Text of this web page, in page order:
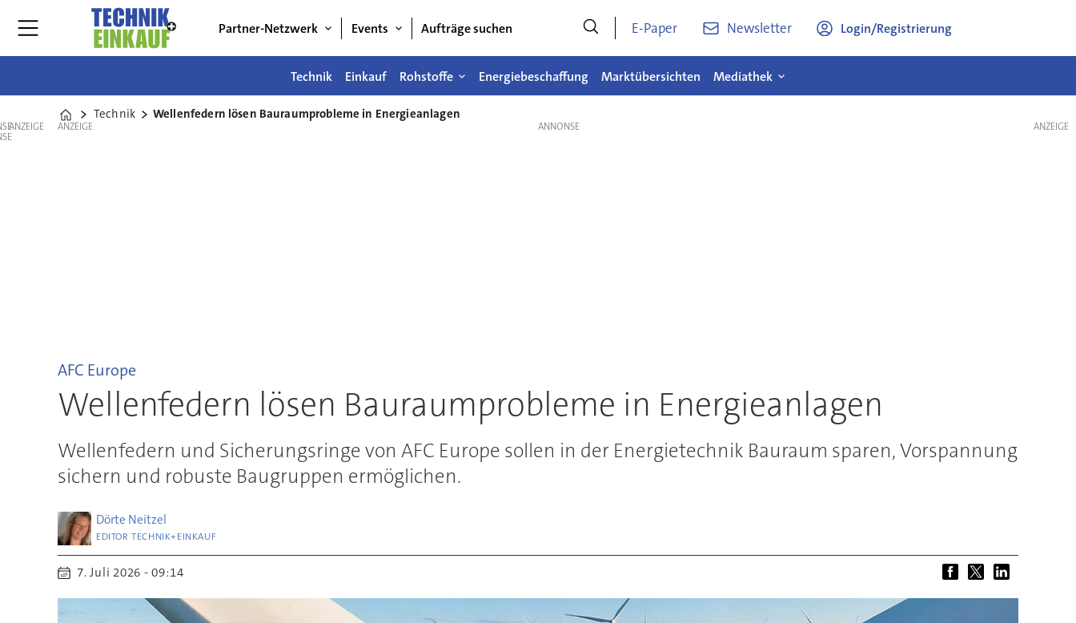
Partner-Netzwerk Events Aufträge suchen E-Paper Newsletter Login/Registrierung
Technik Einkauf Rohstoffe Energiebeschaffung Marktübersichten Mediathek
Home
Technik Wellenfedern lösen Bauraumprobleme in Energieanlagen
ANZEIGE ANZEIGE
AFC Europe
Wellenfedern lösen Bauraumprobleme in Energieanlagen
Wellenfedern und Sicherungsringe von AFC Europe sollen in der Energietechnik Bauraum sparen, Vorspannung
sichern und robuste Baugruppen ermöglichen.
Dörte Neitzel
EDITOR TECHNIK+EINKAUF
7. Juli 2026 - 09:14
ANZEIGE